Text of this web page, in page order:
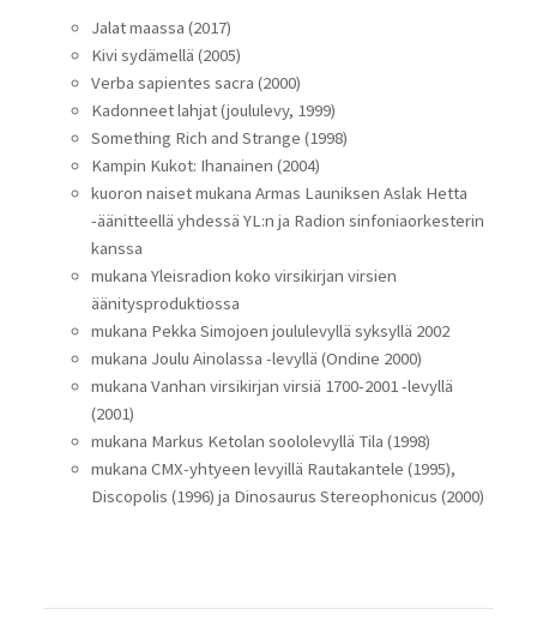
Jalat maassa (2017)
Kivi sydämellä (2005)
Verba sapientes sacra (2000)
Kadonneet lahjat (joululevy, 1999)
Something Rich and Strange (1998)
Kampin Kukot: Ihanainen (2004)
kuoron naiset mukana Armas Launiksen Aslak Hetta
-äänitteellä yhdessä YL:n ja Radion sinfoniaorkesterin
kanssa
mukana Yleisradion koko virsikirjan virsien
äänitysproduktiossa
mukana Pekka Simojoen joululevyllä syksyllä 2002
mukana Joulu Ainolassa -levyllä (Ondine 2000)
mukana Vanhan virsikirjan virsiä 1700-2001 -levyllä
(2001)
mukana Markus Ketolan soololevyllä Tila (1998)
mukana CMX-yhtyeen levyillä Rautakantele (1995),
Discopolis (1996) ja Dinosaurus Stereophonicus (2000)